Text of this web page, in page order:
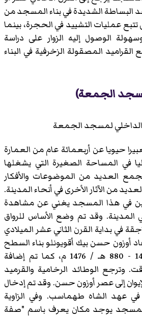
البساطة الشديدة في بناء المسجد من
عمليات التشييد في الحجرة، بينما
الوصول إليه الزوار على دراسة
المصقولة الزخرفية في البناء
الجمعة)
لمسجد الجمعة
حيويا عن أربعمائة عام من العمارة
في المساحة الصغيرة التي يشغلها
العديد من الموضوعات والأفكار
من الآثار الأخرى في أنحاء المدينة.
في هذا المسجد يغني عن مشاهدة
المدينة. وقد تم وضع الأساس للرواق
في بداية القرن الثاني عشر الميلادي
أوزون حسن بيك أقويونلو بناء السطح
في عامي 879 هـ / 1475 - 880 هـ / 1476 م، كما تم إضافة
وترجع الوطائد الرخامية والقرميد
إلى عصر أوزون حسن. وقد تم إدخال
في عهد الشاه طهماسب. وفي الزاوية
المسجد يوجد مكان يعرف باسم "صفة